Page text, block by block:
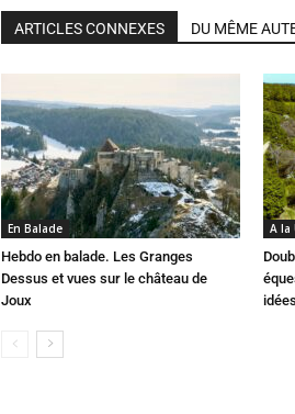
ARTICLES CONNEXES DU MÊME
En Balade
Hebdo en balade. Les Granges
Dessus et vues sur le château de
Joux
A la